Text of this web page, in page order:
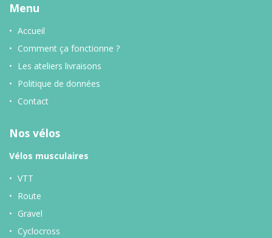
Menu
Accueil
Comment ça fonctionne ?
Les ateliers livraisons
Politique de données
Contact
Nos vélos
Vélos musculaires
VTT
Route
Gravel
Cyclocross